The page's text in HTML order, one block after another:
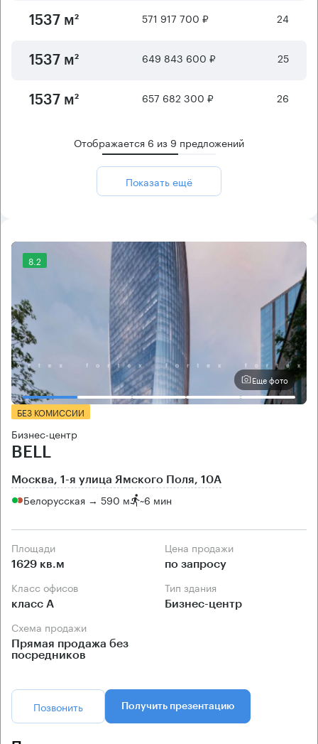
1537 м² 571 917 700 ₽ 24
1537 м² 649 843 600 ₽ 25
1537 м² 657 682 300 ₽ 26
Отображается 6 из 9 предложений
Показать ещё
8.2
Еще фото
БЕЗ КОМИССИИ
Бизнес-центр
BELL
Москва, 1-я улица Ямского Поля, 10А
Белорусская → 590 м ~6 мин
Площади
1629 кв.м
Цена продажи
по запросу
Класс офисов
класс А
Тип здания
Бизнес-центр
Схема продажи
Прямая продажа без
посредников
Позвонить Получить презентацию